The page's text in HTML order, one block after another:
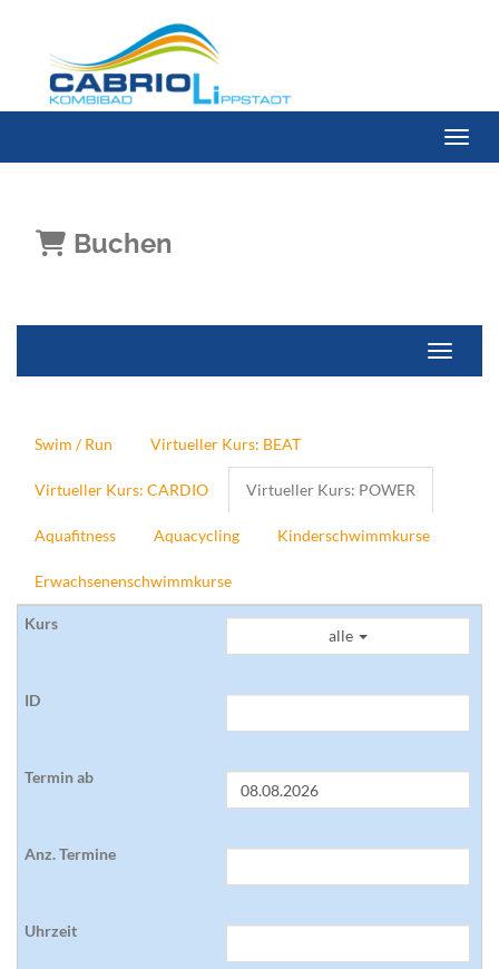
Menü
Buchen
Swim / Run Virtueller Kurs: BEAT
Virtueller Kurs: CARDIO Virtueller Kurs: POWER
Aquafitness Aquacycling Kinderschwimmkurse
Erwachsenenschwimmkurse
alle